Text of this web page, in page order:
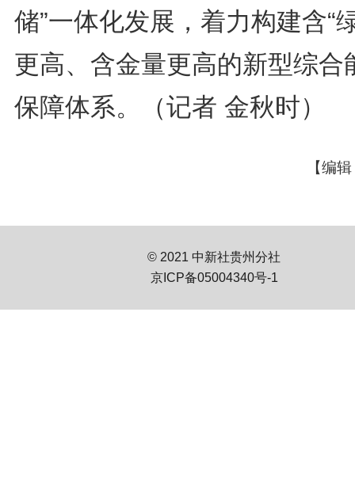
储”一体化发展，着力构建含“
更高、含金量更高的新型综合
保障体系。（记者 金秋时）
【编
© 2021 中新社贵州分社
京ICP备05004340号-1